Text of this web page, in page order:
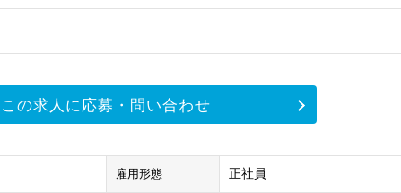
この求人に応募・問い合わせ
雇用形態 正社員